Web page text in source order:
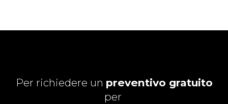
Per richiedere un preventivo gratuito
per